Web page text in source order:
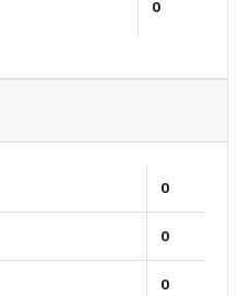
0
0
0
0